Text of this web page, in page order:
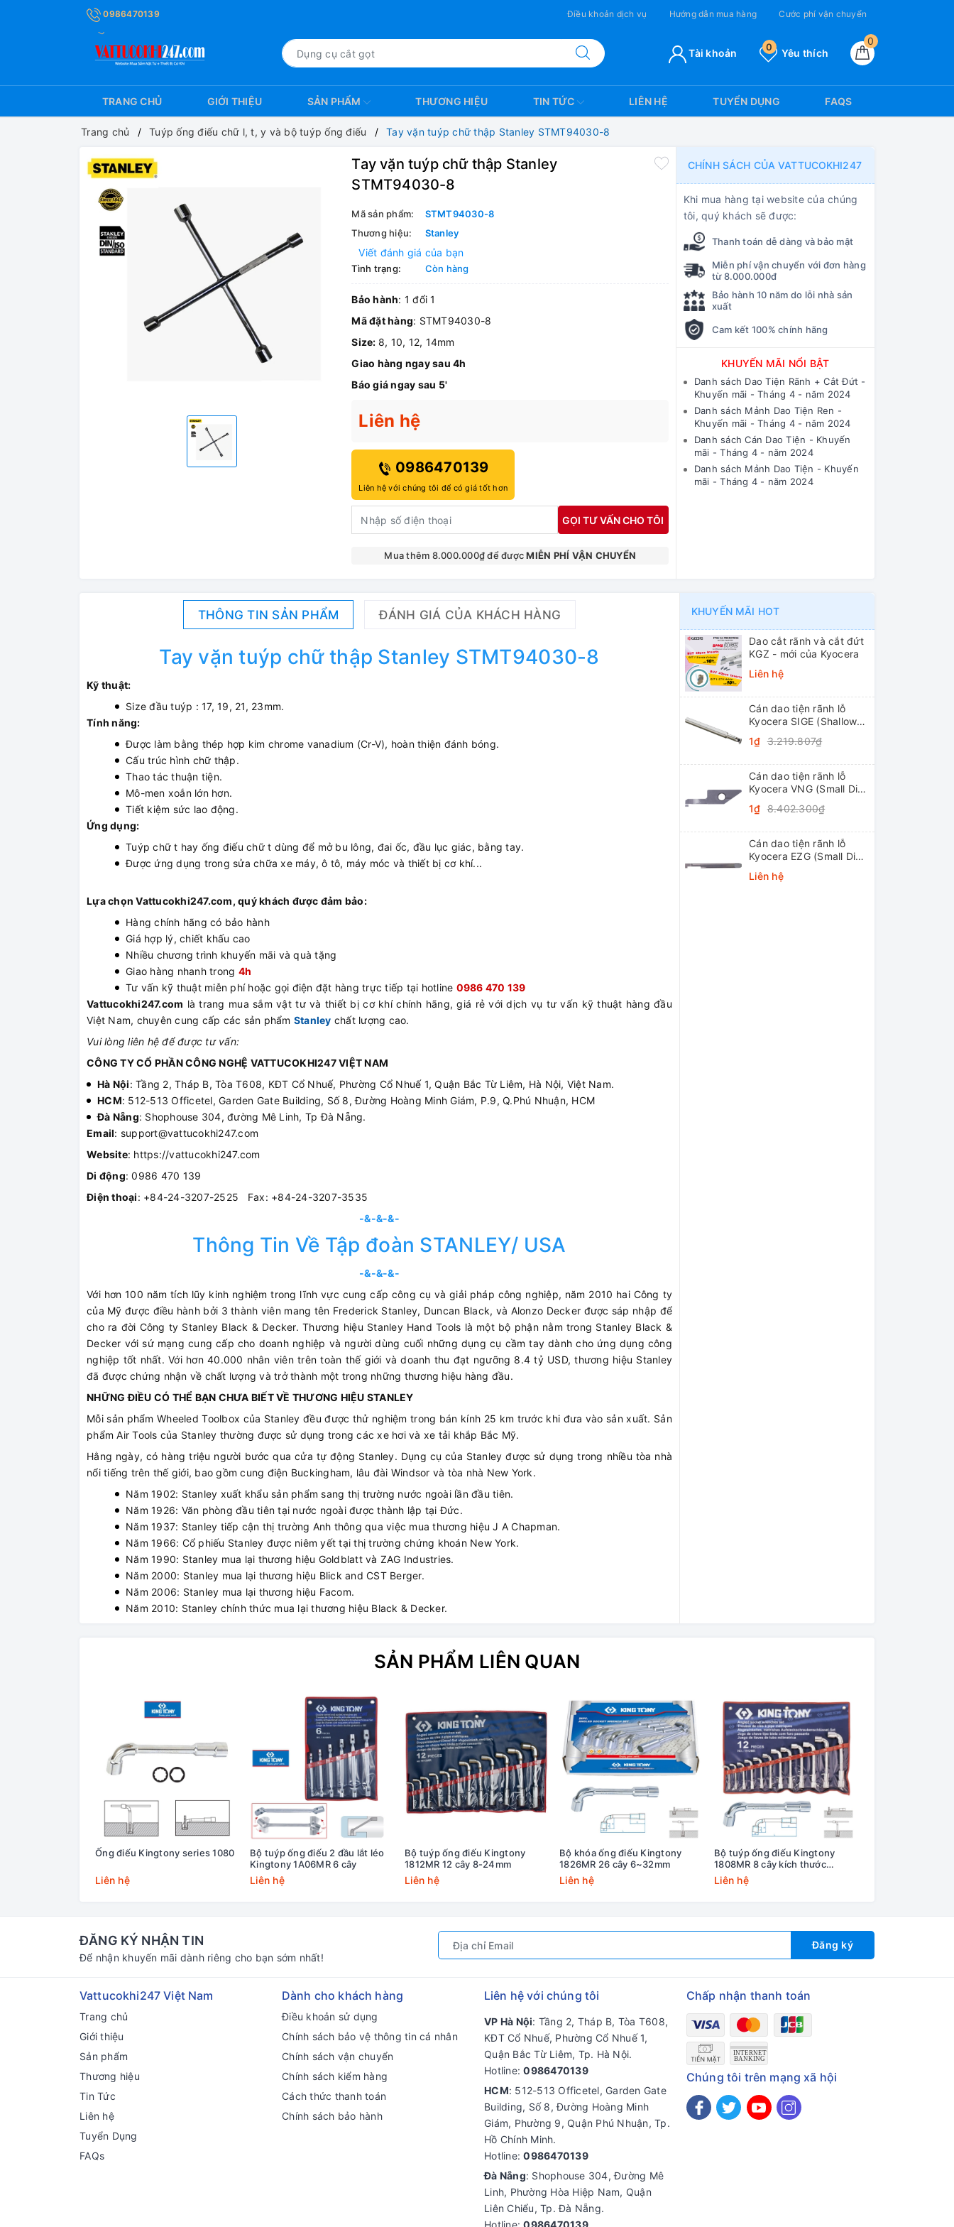
0986470139 Điều khoản dịch vụ Hướng dẫn mua hàng Cước phí vận chuyển
0
Yêu thích
0
Tài khoản
TRANG CHỦ GIỚI THIỆU SẢN PHẨM THƯƠNG HIỆU TIN TỨC LIÊN HỆ TUYỂN DỤNG FAQS
Trang chủ Tuýp ống điếu chữ l, t, y và bộ tuýp ống điếu Tay vặn tuýp chữ thập Stanley STMT94030-8
Tay vặn tuýp chữ thập Stanley
STMT94030-8
Mã sản phẩm:
STMT94030-8
Thương hiệu:
Stanley
Viết đánh giá của bạn
Tình trạng: Còn hàng
Bảo hành: 1 đổi 1
Mã đặt hàng: STMT94030-8
Size: 8, 10, 12, 14mm
Giao hàng ngay sau 4h
Báo giá ngay sau 5'
Liên hệ
0986470139
Liên hệ với chúng tôi để có giá tốt hơn
GỌI TƯ VẤN CHO TÔI
Mua thêm 8.000.000₫ để đượcMIỄN PHÍ VẬN CHUYỂN
CHÍNH SÁCH CỦA VATTUCOKHI247
Khi mua hàng tại website của chúng
tôi, quý khách sẽ được:
Thanh toán dễ dàng và bảo mật
Miễn phí vận chuyển với đơn hàng
từ 8.000.000đ
Bảo hành 10 năm do lỗi nhà sản
xuất
Cam kết 100% chính hãng
KHUYẾN MÃI NỔI BẬT
Danh sách Dao Tiện Rãnh + Cắt Đứt -
Khuyến mãi - Tháng 4 - năm 2024
Danh sách Mảnh Dao Tiện Ren -
Khuyến mãi - Tháng 4 - năm 2024
Danh sách Cán Dao Tiện - Khuyến
mãi - Tháng 4 - năm 2024
Danh sách Mảnh Dao Tiện - Khuyến
mãi - Tháng 4 - năm 2024
THÔNG TIN SẢN PHẨM ĐÁNH GIÁ CỦA KHÁCH HÀNG
Tay vặn tuýp chữ thập Stanley STMT94030-8
Kỹ thuật:
Size đầu tuýp : 17, 19, 21, 23mm.
Tính năng:
Được làm bằng thép hợp kim chrome vanadium (Cr-V), hoàn thiện đánh bóng.
Cấu trúc hình chữ thập.
Thao tác thuận tiện.
Mô-men xoắn lớn hơn.
Tiết kiệm sức lao động.
Ứng dụng:
Tuýp chữ t hay ống điếu chữ t dùng để mở bu lông, đai ốc, đầu lục giác, bằng tay.
Được ứng dụng trong sửa chữa xe máy, ô tô, máy móc và thiết bị cơ khí...
Lựa chọn Vattucokhi247.com, quý khách được đảm bảo:
Hàng chính hãng có bảo hành
Giá hợp lý, chiết khấu cao
Nhiều chương trình khuyến mãi và quà tặng
Giao hàng nhanh trong 4h
Tư vấn kỹ thuật miễn phí hoặc gọi điện đặt hàng trực tiếp tại hotline 0986 470 139
Vattucokhi247.com là trang mua sắm vật tư và thiết bị cơ khí chính hãng, giá rẻ với dịch vụ tư vấn kỹ thuật hàng đầu
Việt Nam, chuyên cung cấp các sản phẩm Stanley chất lượng cao.
Vui lòng liên hệ để được tư vấn:
CÔNG TY CỔ PHẦN CÔNG NGHỆ VATTUCOKHI247 VIỆT NAM
Hà Nội: Tầng 2, Tháp B, Tòa T608, KĐT Cổ Nhuế, Phường Cổ Nhuế 1, Quận Bắc Từ Liêm, Hà Nội, Việt Nam.
HCM: 512-513 Officetel, Garden Gate Building, Số 8, Đường Hoàng Minh Giám, P.9, Q.Phú Nhuận, HCM
Đà Nẵng: Shophouse 304, đường Mê Linh, Tp Đà Nẵng.
Email: support@vattucokhi247.com
Website: https://vattucokhi247.com
Di động: 0986 470 139
Điện thoại: +84-24-3207-2525 Fax: +84-24-3207-3535
-&-&-&-
Thông Tin Về Tập đoàn STANLEY/ USA
-&-&-&-
Với hơn 100 năm tích lũy kinh nghiệm trong lĩnh vực cung cấp công cụ và giải pháp công nghiệp, năm 2010 hai Công ty
của Mỹ được điều hành bởi 3 thành viên mang tên Frederick Stanley, Duncan Black, và Alonzo Decker được sáp nhập để
cho ra đời Công ty Stanley Black & Decker. Thương hiệu Stanley Hand Tools là một bộ phận nằm trong Stanley Black &
Decker với sứ mạng cung cấp cho doanh nghiệp và người dùng cuối những dụng cụ cầm tay dành cho ứng dụng công
nghiệp tốt nhất. Với hơn 40.000 nhân viên trên toàn thế giới và doanh thu đạt ngưỡng 8.4 tỷ USD, thương hiệu Stanley
đã được chứng nhận về chất lượng và trở thành một trong những thương hiệu hàng đầu.
NHỮNG ĐIỀU CÓ THỂ BẠN CHƯA BIẾT VỀ THƯƠNG HIỆU STANLEY
Mỗi sản phẩm Wheeled Toolbox của Stanley đều được thử nghiệm trong bán kính 25 km trước khi đưa vào sản xuất. Sản
phẩm Air Tools của Stanley thường được sử dụng trong các xe hơi và xe tải khắp Bắc Mỹ.
Hằng ngày, có hàng triệu người bước qua cửa tự động Stanley. Dụng cụ của Stanley được sử dụng trong nhiều tòa nhà
nổi tiếng trên thế giới, bao gồm cung điện Buckingham, lâu đài Windsor và tòa nhà New York.
Năm 1902: Stanley xuất khẩu sản phẩm sang thị trường nước ngoài lần đầu tiên.
Năm 1926: Văn phòng đầu tiên tại nước ngoài được thành lập tại Đức.
Năm 1937: Stanley tiếp cận thị trường Anh thông qua việc mua thương hiệu J A Chapman.
Năm 1966: Cổ phiếu Stanley được niêm yết tại thị trường chứng khoán New York.
Năm 1990: Stanley mua lại thương hiệu Goldblatt và ZAG Industries.
Năm 2000: Stanley mua lại thương hiệu Blick and CST Berger.
Năm 2006: Stanley mua lại thương hiệu Facom.
Năm 2010: Stanley chính thức mua lại thương hiệu Black & Decker.
KHUYẾN MÃI HOT
Dao cắt rãnh và cắt đứt
KGZ - mới của Kyocera
Liên hệ
Cán dao tiện rãnh lỗ
Kyocera SIGE (Shallow
1₫ 3.219.807₫
Cán dao tiện rãnh lỗ
Kyocera VNG (Small Dia.
System Tip-Bars)
1₫ 8.402.300₫
Cán dao tiện rãnh lỗ
Kyocera EZG (Small Dia.
Bars)
Liên hệ
SẢN PHẨM LIÊN QUAN
Ống điếu Kingtony series 1080
Liên hệ
Bộ tuýp ống điếu 2 đầu lắt léo
Kingtony 1A06MR 6 cây
Liên hệ
Bộ tuýp ống điếu Kingtony
1812MR 12 cây 8-24mm
Liên hệ
Bộ khóa ống điếu Kingtony
1826MR 26 cây 6~32mm
Liên hệ
Bộ tuýp ống điếu Kingtony
1808MR 8 cây kích thước
8~19mm
Liên hệ
ĐĂNG KÝ NHẬN TIN
Để nhận khuyến mãi dành riêng cho bạn sớm nhất!
Đăng ký
Vattucokhi247 Việt Nam
Trang chủ
Giới thiệu
Sản phẩm
Thương hiệu
Tin Tức
Liên hệ
Tuyển Dụng
FAQs
Dành cho khách hàng
Điều khoản sử dụng
Chính sách bảo vệ thông tin cá nhân
Chính sách vận chuyển
Chính sách kiểm hàng
Cách thức thanh toán
Chính sách bảo hành
Liên hệ với chúng tôi
VP Hà Nội: Tầng 2, Tháp B, Tòa T608,
KĐT Cổ Nhuế, Phường Cổ Nhuế 1,
Quận Bắc Từ Liêm, Tp. Hà Nội.
Hotline:0986470139
HCM: 512-513 Officetel, Garden Gate
Building, Số 8, Đường Hoàng Minh
Giám, Phường 9, Quận Phú Nhuận, Tp.
Hồ Chính Minh.
Hotline:0986470139
Đà Nẵng: Shophouse 304, Đường Mê
Linh, Phường Hòa Hiệp Nam, Quận
Liên Chiểu, Tp. Đà Nẵng.
Chấp nhận thanh toán
Chúng tôi trên mạng xã hội